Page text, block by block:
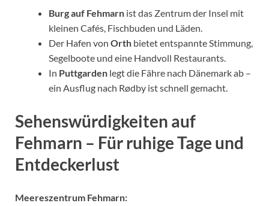
Burg auf Fehmarn ist das Zentrum der Insel mit
kleinen Cafés, Fischbuden und Läden.
Der Hafen von Orth bietet entspannte Stimmung,
Segelboote und eine Handvoll Restaurants.
In Puttgarden legt die Fähre nach Dänemark ab –
ein Ausflug nach Rødby ist schnell gemacht.
Sehenswürdigkeiten auf
Fehmarn – Für ruhige Tage und
Entdeckerlust
Meereszentrum Fehmarn: